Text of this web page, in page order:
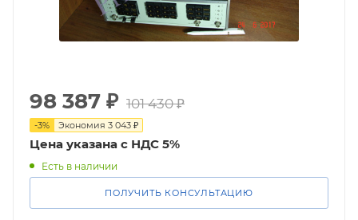
98 387 ₽ 101 430₽
-3% Экономия 3 043 ₽
Цена указана с НДС 5%
Есть в наличии
ПОЛУЧИТЬ КОНСУЛЬТАЦИЮ